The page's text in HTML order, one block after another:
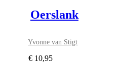
Oerslank
Yvonne van Stigt
€ 10,95